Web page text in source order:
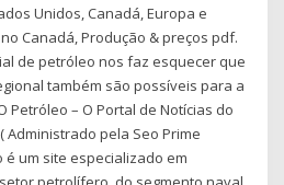
Unidos, Canadá, Europa e
Canadá, Produção & preços pdf.
de petróleo nos faz esquecer que
também são possíveis para a
Petróleo – O Portal de Notícias do
Administrado pela Seo Prime
é um site especializado em